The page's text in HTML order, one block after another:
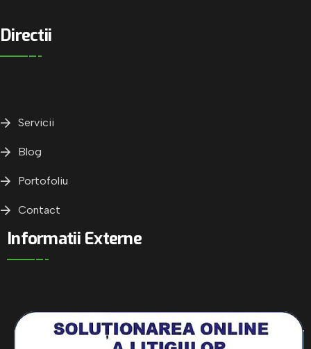
Directii
Servicii
Blog
Portofoliu
Contact
Informatii Externe